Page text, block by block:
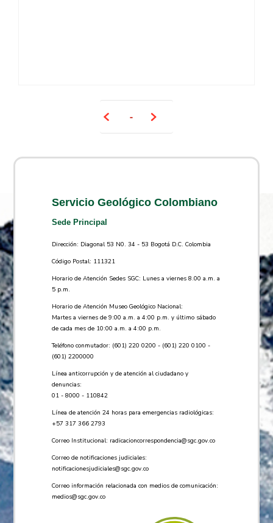
-
Servicio Geológico Colombiano
Sede Principal
Dirección: Diagonal 53 N0. 34 - 53 Bogotá D.C. Colombia
Código Postal: 111321
Horario de Atención Sedes SGC: Lunes a viernes 8.00 a.m. a
5 p.m.
Horario de Atención Museo Geológico Nacional:
Martes a viernes de 9:00 a.m. a 4:00 p.m. y último sábado
de cada mes de 10:00 a.m. a 4:00 p.m.
Teléfono conmutador: (601) 220 0200 - (601) 220 0100 -
(601) 2200000
Línea anticorrupción y de atención al ciudadano y
denuncias:
01 - 8000 - 110842
Línea de atención 24 horas para emergencias radiológicas:
+57 ​317 366 2793
Correo Institucional: radicacioncorrespondencia@sgc.gov.co
Correo de notificaciones judiciales:
notificacionesjudiciales@sgc.gov.co
Correo información relacionada con medios de comunicación:
medios@sgc.gov.co